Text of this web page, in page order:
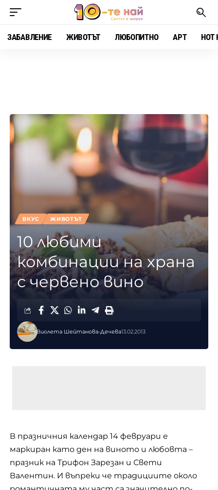
ЗАБАВЛЕНИЕ ЖИВОТЪТ ЛЮБОПИТНО АРТ HOT
ВКУС ЖИВОТЪТ
10 любими
комбинации на храна
с червено вино
Виолета Шейтанова-Дечева13.02.2013
В празничния календар 14 февруари е
маркиран като ден на виното и любовта –
празник на Трифон Зарезан и Свети
Валентин. И въпреки че традициите около